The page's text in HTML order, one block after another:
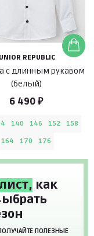
REPUBLIC
с длинным рукавом
(белый)
6 490 ₽
140 146 152
158
164
170 176
как
ПОЛЕЗНЫЕ